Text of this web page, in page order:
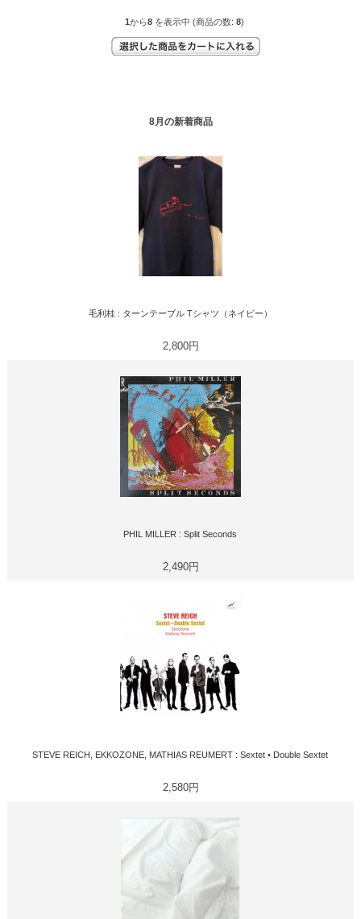
1から8 を表示中 (商品の数: 8)
8月の新着商品
毛利桂 : ターンテーブル Tシャツ（ネイビー）
2,800円
PHIL MILLER : Split Seconds
2,490円
STEVE REICH, EKKOZONE, MATHIAS REUMERT : Sextet • Double Sextet
2,580円